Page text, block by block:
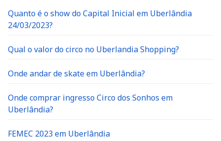
Quanto é o show do Capital Inicial em Uberlândia
24/03/2023?
Qual o valor do circo no Uberlandia Shopping?
Onde andar de skate em Uberlândia?
Onde comprar ingresso Circo dos Sonhos em
Uberlândia?
FEMEC 2023 em Uberlândia